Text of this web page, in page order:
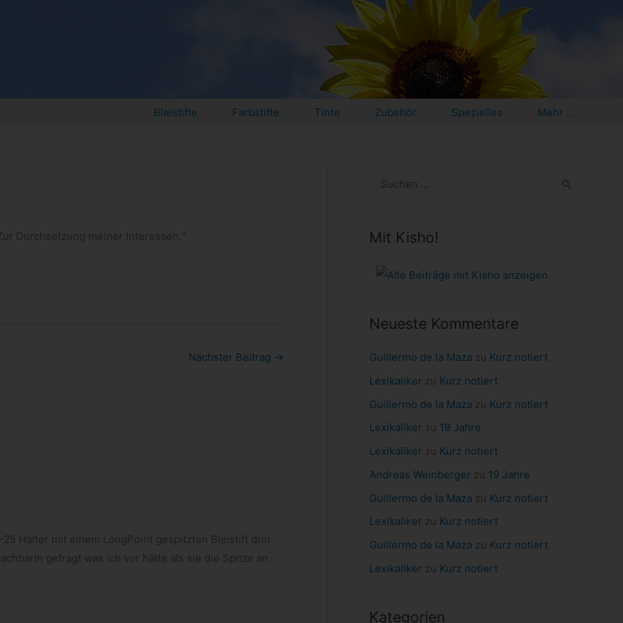
Bleistifte Farbstifte Tinte Zubehör Spezielles Mehr …
Durch­set­zung mei­ner Interessen.“
Nächster Beitrag →
Hal­ter mit einem Long­Point gespitz­ten Blei­stift drin
gefragt was ich vor hätte als sie die Spitze an
h
a
h
:
Mit Kisho!
Neueste Kommentare
Guillermo de la Maza zu Kurz notiert
Lexikaliker zu Kurz notiert
Guillermo de la Maza zu Kurz notiert
Lexikaliker zu 19 Jahre
Lexikaliker zu Kurz notiert
Andreas Weinberger zu 19 Jahre
Guillermo de la Maza zu Kurz notiert
Lexikaliker zu Kurz notiert
Guillermo de la Maza zu Kurz notiert
Lexikaliker zu Kurz notiert
Kategorien